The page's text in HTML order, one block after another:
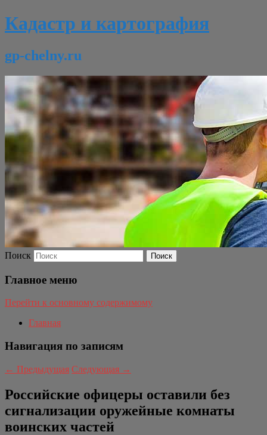
Кадастр и картография
gp-chelny.ru
Поиск
Главное меню
Перейти к основному содержимому
Главная
Навигация по записям
← Предыдущая Следующая →
Российские офицеры оставили без
сигнализации оружейные комнаты
воинских частей